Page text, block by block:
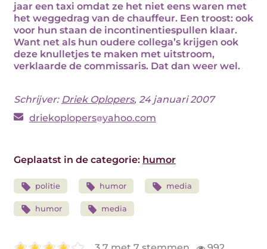
jaar een taxi omdat ze het niet eens waren met
het weggedrag van de chauffeur. Een troost: ook
voor hun staan de incontinentiespullen klaar.
Want net als hun oudere collega’s krijgen ook
deze knulletjes te maken met uitstroom,
verklaarde de commissaris. Dat dan weer wel.
Schrijver: Driek Oplopers, 24 januari 2007
driekoplopers yahoo.com
Geplaatst in de categorie: humor
politie humor media
humor media